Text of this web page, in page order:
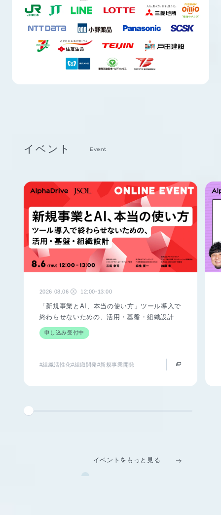
イベント Event
2026.08.06 木 12:00-13:00
「新規事業とAI、本当の使い方」ツール導入で
終わらせないための、活用・基盤・組織設計
申し込み受付中
#組織活性化#組織開発#新規事業開発
イベントをもっと見る